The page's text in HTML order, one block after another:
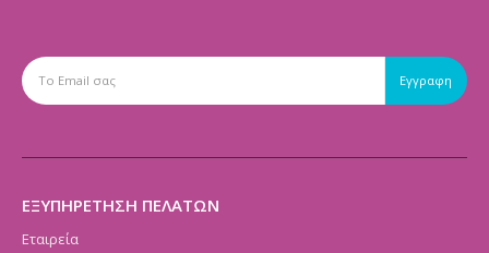
ΕΞΥΠΗΡΕΤΗΣΗ ΠΕΛΑΤΩΝ
Εταιρεία